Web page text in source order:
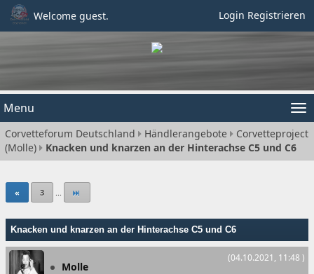
Welcome guest. Login Registrieren
Menu
Corvetteforum Deutschland Händlerangebote
Corvetteproject
(Molle)
Knacken und knarzen an der Hinterachse C5 und C6
« 3 ...
Knacken und knarzen an der Hinterachse C5 und C6
(04.10.2021, 11:48 )
Molle